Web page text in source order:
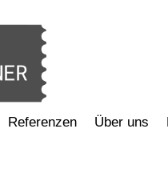
Referenzen Über uns